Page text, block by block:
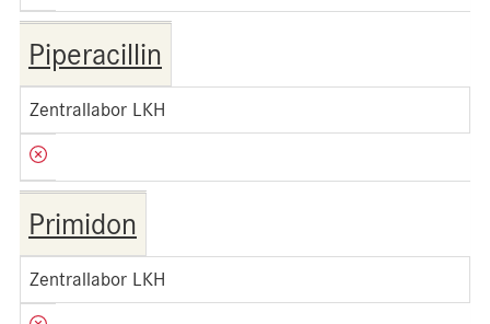
Piperacillin
Zentrallabor LKH
Primidon
Zentrallabor LKH